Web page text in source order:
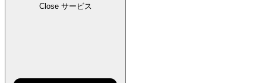
広告・メディア
ヘルスケア
Close サービス